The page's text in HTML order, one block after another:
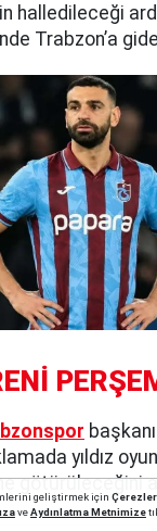
halledileceği
Trabzon’a
yıldız
götürüleceğini
geliştirmek için Çerezler
veAydınlatma Metnimize